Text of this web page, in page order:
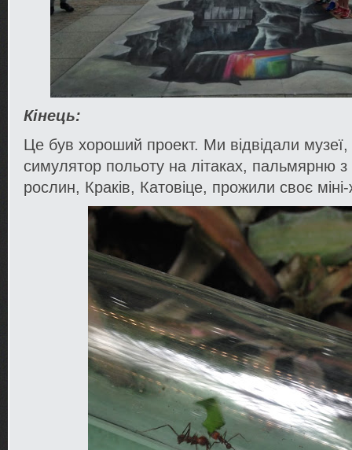
Кінець:
Це був хороший проект. Ми відвідали музеї,
симулятор польоту на літаках, пальмярню з
рослин, Краків, Катовіце, прожили своє